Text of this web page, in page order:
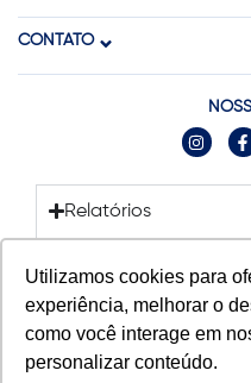
Utilizamos cookies para
experiência, melhorar o
como você interage em
personalizar conteúdo.
CONTATO
Relatórios